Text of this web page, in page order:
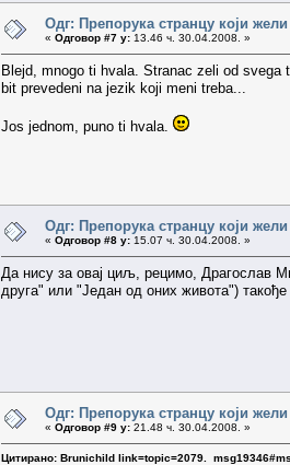
Одг: Препорука странцу који
« Одговор #7 у: 13.46 ч. 30.04.2008. »
Blejd, mnogo ti hvala. Stranac zeli od
bit prevedeni na jezik koji meni treba...
Jos jednom, puno ti hvala.
Одг: Препорука странцу који
« Одговор #8 у: 15.07 ч. 30.04.2008. »
Да нису за овај циљ, рецимо, Драгослав
друга" или "Један од оних живота")
Одг: Препорука странцу који
« Одговор #9 у: 21.48 ч. 30.04.2008. »
Цитирано: Brunichild link=topic=2079.